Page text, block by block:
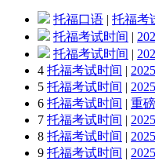
托福口语 | 托福考
托福考试时间 |
托福考试时间 |
4 托福考试时间 |
5 托福考试时间 |
6 托福考试时间 | 重
7 托福考试时间 |
8 托福考试时间 |
9 托福考试时间 |